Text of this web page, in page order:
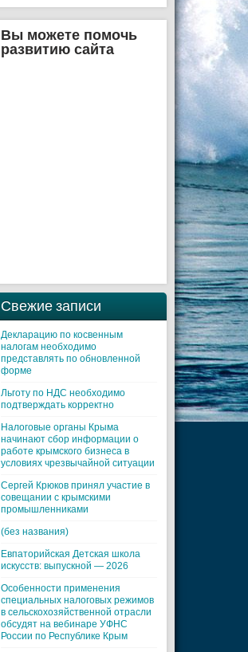
Вы можете помочь
развитию сайта
Свежие записи
Декларацию по косвенным
налогам необходимо
представлять по обновленной
форме
Льготу по НДС необходимо
подтверждать корректно
Налоговые органы Крыма
начинают сбор информации о
работе крымского бизнеса в
условиях чрезвычайной ситуации
Cергей Крюков принял участие в
совещании с крымскими
промышленниками
(без названия)
Евпаторийская Детская школа
искусств: выпускной — 2026
Особенности применения
специальных налоговых режимов
в сельскохозяйственной отрасли
обсудят на вебинаре УФНС
России по Республике Крым